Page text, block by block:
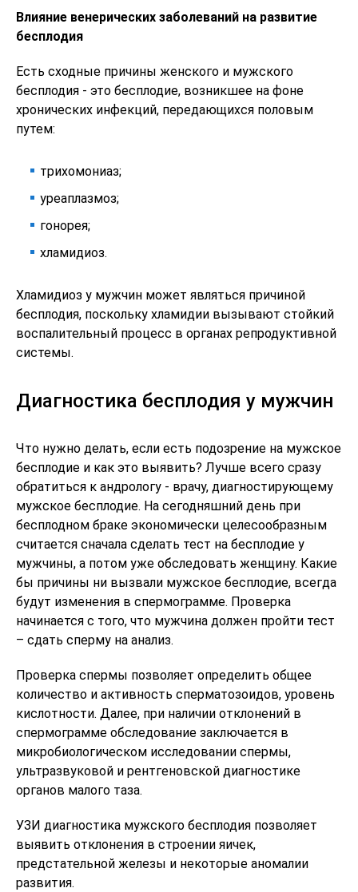
Влияние венерических заболеваний на развитие
бесплодия
Есть сходные причины женского и мужского
бесплодия - это бесплодие, возникшее на фоне
хронических инфекций, передающихся половым
путем:
трихомониаз;
уреаплазмоз;
гонорея;
хламидиоз.
Хламидиоз у мужчин может являться причиной
бесплодия, поскольку хламидии вызывают стойкий
воспалительный процесс в органах репродуктивной
системы.
Диагностика бесплодия у мужчин
Что нужно делать, если есть подозрение на мужское
бесплодие и как это выявить? Лучше всего сразу
обратиться к андрологу - врачу, диагностирующему
мужское бесплодие. На сегодняшний день при
бесплодном браке экономически целесообразным
считается сначала сделать тест на бесплодие у
мужчины, а потом уже обследовать женщину. Какие
бы причины ни вызвали мужское бесплодие, всегда
будут изменения в спермограмме. Проверка
начинается с того, что мужчина должен пройти тест
– сдать сперму на анализ.
Проверка спермы позволяет определить общее
количество и активность сперматозоидов, уровень
кислотности. Далее, при наличии отклонений в
спермограмме обследование заключается в
микробиологическом исследовании спермы,
ультразвуковой и рентгеновской диагностике
органов малого таза.
УЗИ диагностика мужского бесплодия позволяет
выявить отклонения в строении яичек,
предстательной железы и некоторые аномалии
развития.